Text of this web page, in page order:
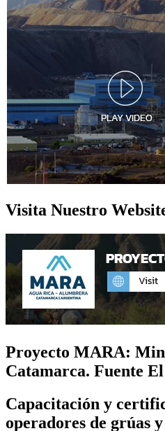
Visita Nuestro
Proyecto MARA:
Catamarca. Fuente
Capacitación y
operadores de grúas